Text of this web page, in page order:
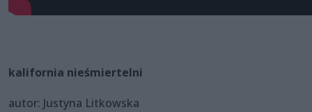
kalifornia nieśmiertelni
autor: Justyna Litkowska